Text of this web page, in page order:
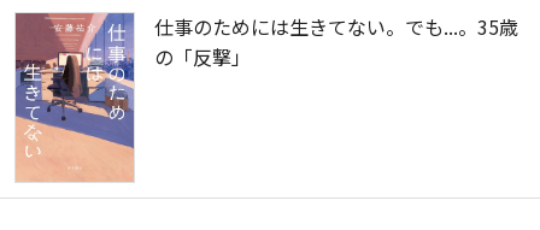
仕事のためには生きてない。でも...。35歳
の「反撃」